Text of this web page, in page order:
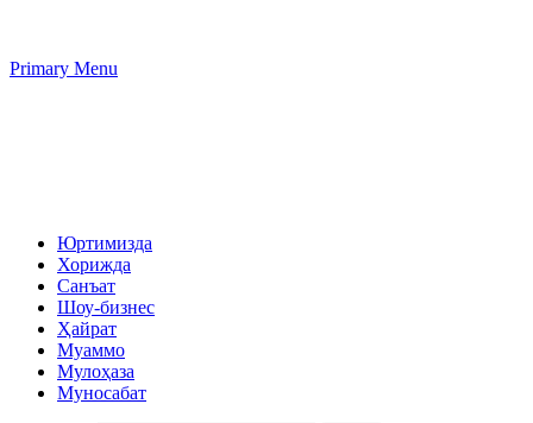
Primary Menu
Юртимизда
Хорижда
Санъат
Шоу-бизнес
Ҳайрат
Муаммо
Мулоҳаза
Муносабат